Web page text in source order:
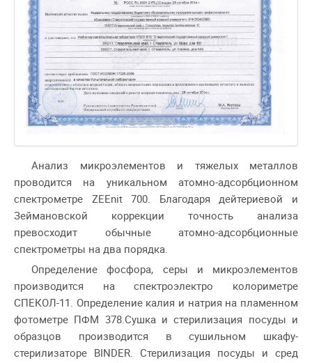
Анализ микроэлементов и тяжелых металлов
проводится на уникальном атомно-адсорбционном
спектрометре ZEEnit 700. Благодаря дейтериевой и
Зеймановской коррекции точность анализа
превосходит обычные атомно-адсорбционные
спектрометры на два порядка.
Определение фосфора, серы и микроэлементов
производится на спектроэлектро колориметре
СПЕКОЛ-11. Определение калия и натрия на пламенном
фотометре ПФМ 378.Сушка и стерилизация посуды и
образцов производится в сушильном шкафу-
стерилизаторе BINDER. Стерилизация посуды и сред